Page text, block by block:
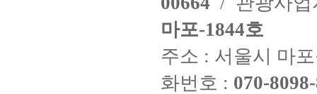
마포-1844호
주소 : 서울시 마
화번호 : 070-